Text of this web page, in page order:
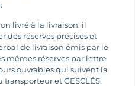
livré à la livraison, il
réserves précises et
de livraison émis par le
mêmes réserves par lettre
ouvrables qui suivent la
et GESCLÉS.